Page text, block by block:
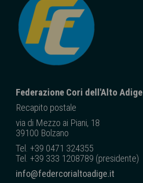
Federazione Cori dell'Alto Adige
Recapito postale
via di Mezzo ai Piani, 18
39100 Bolzano
Tel. +39 0471 324355
Tel. +39 333 1208789 (presidente)
info@federcorialtoadige.it